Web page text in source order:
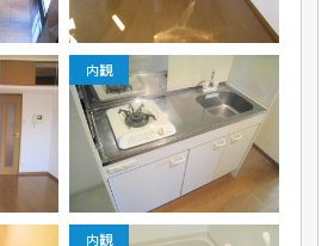
内観
内観